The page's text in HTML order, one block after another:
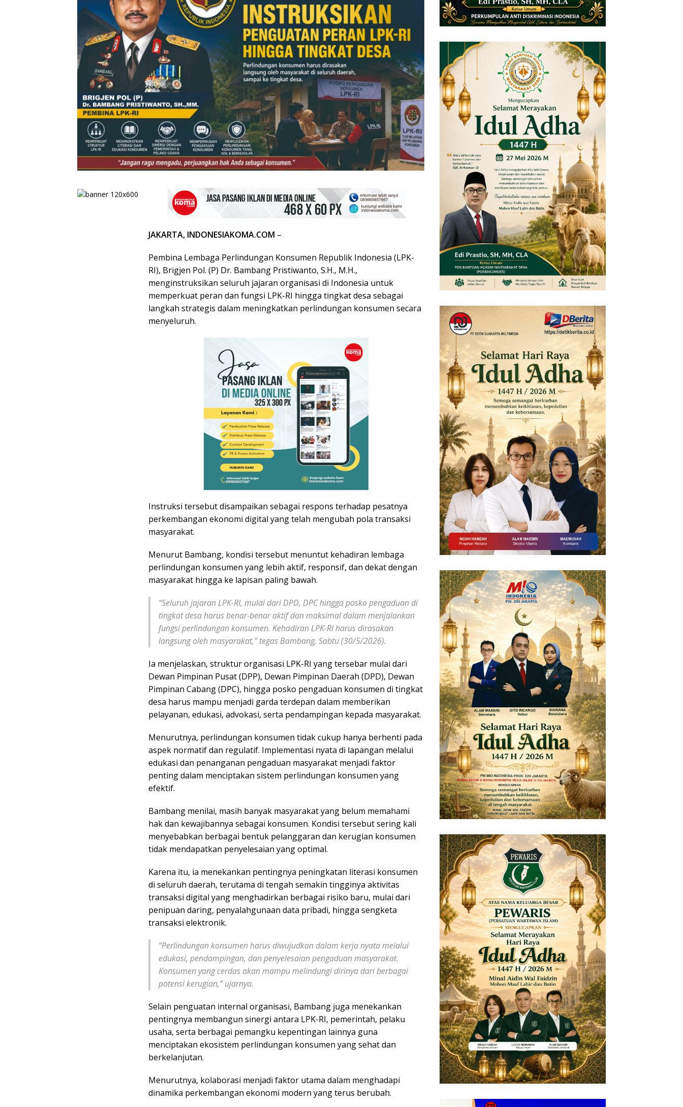
JAKARTA, INDONESIAKOMA.COM –
Pembina Lembaga Perlindungan Konsumen Republik Indonesia (LPK-
RI), Brigjen Pol. (P) Dr. Bambang Pristiwanto, S.H., M.H.,
menginstruksikan seluruh jajaran organisasi di Indonesia untuk
memperkuat peran dan fungsi LPK-RI hingga tingkat desa sebagai
langkah strategis dalam meningkatkan perlindungan konsumen secara
menyeluruh.
Instruksi tersebut disampaikan sebagai respons terhadap pesatnya
perkembangan ekonomi digital yang telah mengubah pola transaksi
masyarakat.
Menurut Bambang, kondisi tersebut menuntut kehadiran lembaga
perlindungan konsumen yang lebih aktif, responsif, dan dekat dengan
masyarakat hingga ke lapisan paling bawah.
“Seluruh jajaran LPK-RI, mulai dari DPD, DPC hingga posko pengaduan di
tingkat desa harus benar-benar aktif dan maksimal dalam menjalankan
fungsi perlindungan konsumen. Kehadiran LPK-RI harus dirasakan
langsung oleh masyarakat,” tegas Bambang, Sabtu (30/5/2026).
Ia menjelaskan, struktur organisasi LPK-RI yang tersebar mulai dari
Dewan Pimpinan Pusat (DPP), Dewan Pimpinan Daerah (DPD), Dewan
Pimpinan Cabang (DPC), hingga posko pengaduan konsumen di tingkat
desa harus mampu menjadi garda terdepan dalam memberikan
pelayanan, edukasi, advokasi, serta pendampingan kepada masyarakat.
Menurutnya, perlindungan konsumen tidak cukup hanya berhenti pada
aspek normatif dan regulatif. Implementasi nyata di lapangan melalui
edukasi dan penanganan pengaduan masyarakat menjadi faktor
penting dalam menciptakan sistem perlindungan konsumen yang
efektif.
Bambang menilai, masih banyak masyarakat yang belum memahami
hak dan kewajibannya sebagai konsumen. Kondisi tersebut sering kali
menyebabkan berbagai bentuk pelanggaran dan kerugian konsumen
tidak mendapatkan penyelesaian yang optimal.
Karena itu, ia menekankan pentingnya peningkatan literasi konsumen
di seluruh daerah, terutama di tengah semakin tingginya aktivitas
transaksi digital yang menghadirkan berbagai risiko baru, mulai dari
penipuan daring, penyalahgunaan data pribadi, hingga sengketa
transaksi elektronik.
“Perlindungan konsumen harus diwujudkan dalam kerja nyata melalui
edukasi, pendampingan, dan penyelesaian pengaduan masyarakat.
Konsumen yang cerdas akan mampu melindungi dirinya dari berbagai
potensi kerugian,” ujarnya.
Selain penguatan internal organisasi, Bambang juga menekankan
pentingnya membangun sinergi antara LPK-RI, pemerintah, pelaku
usaha, serta berbagai pemangku kepentingan lainnya guna
menciptakan ekosistem perlindungan konsumen yang sehat dan
berkelanjutan.
Menurutnya, kolaborasi menjadi faktor utama dalam menghadapi
dinamika perkembangan ekonomi modern yang terus berubah.